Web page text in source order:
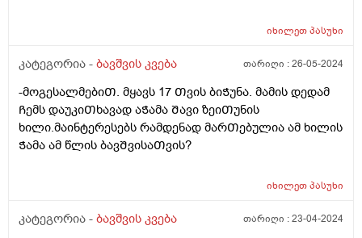
იხილეთპასუხი
კატეგორია - ბავშვის კვება თარიღი :26-05-2024
-მოგესალმებიᲗ. მყავს 17 Თვის ბიᲭუნა. მამის დედამ
Ჩემს დაუკიᲗხავად აᲭამა Შავი ზეიᲗუნის
ხილი.მაინტერესებს რამდენად მარᲗებულია ამ ხილის
Ჭამა ამ წლის ბავᲨვისაᲗვის?
იხილეთპასუხი
კატეგორია - ბავშვის კვება თარიღი :23-04-2024